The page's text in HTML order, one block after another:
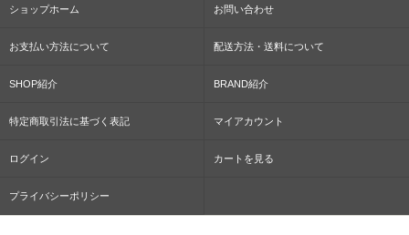
ショップホーム お問い合わせ
お支払い方法について 配送方法・送料について
SHOP紹介 BRAND紹介
特定商取引法に基づく表記 マイアカウント
ログイン カートを見る
プライバシーポリシー